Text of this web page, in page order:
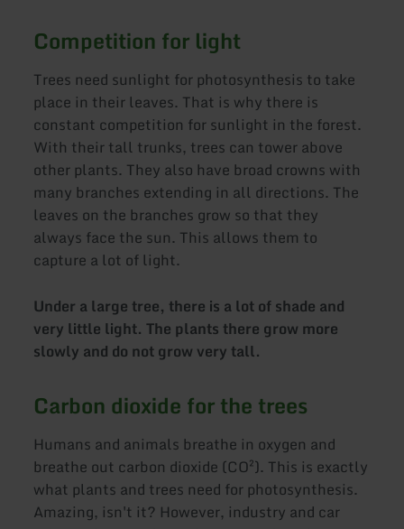
Competition for light
Trees need sunlight for photosynthesis to take
place in their leaves. That is why there is
constant competition for sunlight in the forest.
With their tall trunks, trees can tower above
other plants. They also have broad crowns with
many branches extending in all directions. The
leaves on the branches grow so that they
always face the sun. This allows them to
capture a lot of light.
Under a large tree, there is a lot of shade and
very little light. The plants there grow more
slowly and do not grow very tall.
Carbon dioxide for the trees
Humans and animals breathe in oxygen and
breathe out carbon dioxide (CO²). This is exactly
what plants and trees need for photosynthesis.
Amazing, isn't it? However, industry and car